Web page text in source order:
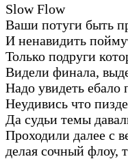
Slow Flow
Ваши потуги быть
И ненавидить
Только подруги
Видели финала,
Надо увидеть ебало
Неудивись что
Да судьи темы
Проходили далее с
делая сочный флоу,